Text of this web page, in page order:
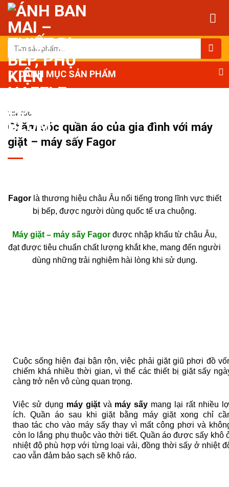
Bỏ
nội
dung
Tìm
kiếm:
DANH MỤC SẢN PHẨM
TIN TỨC
Chăm sóc quần áo của gia đình với máy
giặt – máy sấy Fagor
Fagorlà thương hiệu châu Âu nổi tiếng trong lĩnh vực thiết
bị bếp, được người dùng quốc tế ưa chuộng.
Máy giặt – máy sấy Fagor được nhập khẩu từ châu Âu,
đạt được tiêu chuẩn chất lượng khắt khe, mang đến người
dùng những trải nghiệm hài lòng khi sử dụng.
Cuộc sống hiện đại bận rộn, việc phải giặt giũ phơi đồ
chiếm khá nhiều thời gian, vì thế các thiết bị giặt sấy
càng trở nên vô cùng quan trọng.
Việc sử dụng máy giặtvà máy sấy mang lại rất nhiều
ích. Quần áo sau khi giặt bằng máy giặt xong chỉ
thao tác cho vào máy sấy thay vì mất công phơi và
còn lo lắng phụ thuộc vào thời tiết. Quần áo được sấy khô
nhiệt độ phù hợp với từng loại vải, đồng thời sấy ở nhiệt
cao vẫn đảm bảo sạch sẽ khô ráo.